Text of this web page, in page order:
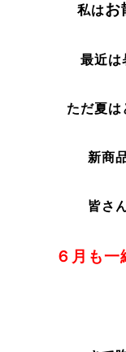
私はお
最近は
ただ夏は
新商
皆さ
６月も一